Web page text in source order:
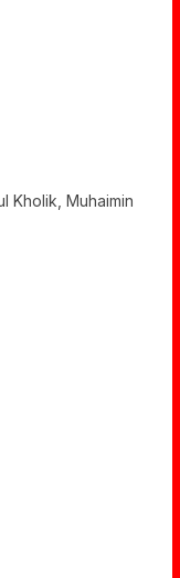
Kholik, Muhaimin